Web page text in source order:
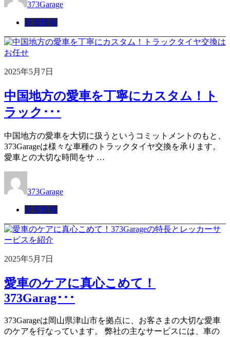
373Garage
新着情報
2025年5月7日
中国地方の愛車を丁寧にカスタム！ト
ラック･･･
中国地方の愛車を大切に扱うというコミットメントのもと、
373Garageは様々な車種のトラックタイヤ交換を承ります。
愛車との大切な時間をサ …
373Garage
新着情報
2025年5月7日
愛車のケアに真心こめて！
373Garag･･･
373Garageは岡山県津山市を拠点に、お客さまの大切な愛車
のケアを行なっています。 弊社の主なサービスには、車の